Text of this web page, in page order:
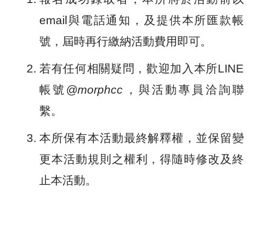
email與電話通知，及提供本所匯款帳
號，屆時再行繳納活動費用即可。
若有任何相關疑問，歡迎加入本所LINE
帳號 @morphcc ，與活動專員洽詢聯
繫。
本所保有本活動最終解釋權，並保留變
更本活動規則之權利，得隨時修改及終
止本活動。